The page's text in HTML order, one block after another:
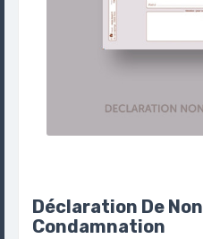
Déclaration De Non
Condamnation